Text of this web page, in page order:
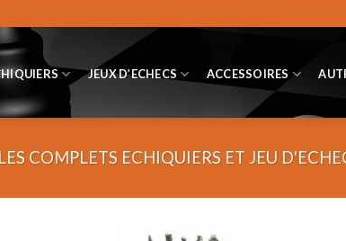
JEUX D’ECHECS ACCESSOIRES
COMPLETS ECHIQUIERS ET JEU